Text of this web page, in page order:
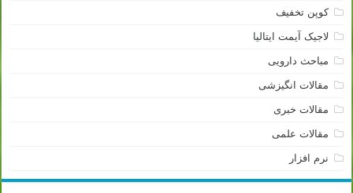
کوپن تخفیف
لاجیک آیمت ایتالیا
مباحث دارویی
مقالات انگیزشی
مقالات خبری
مقالات علمی
نرم افزار